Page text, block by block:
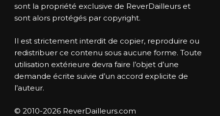
sont la propriété exclusive de ReverDailleurs et
sont alors protégés par copyright.
Il est strictement interdit de copier, reproduire ou
redistribuer ce contenu sous aucune forme. Toute
utilisation extérieure devra faire l’objet d’une
demande écrite suivie d’un accord explicite de
l’auteur.
© 2010-2026 ReverDailleurs.com